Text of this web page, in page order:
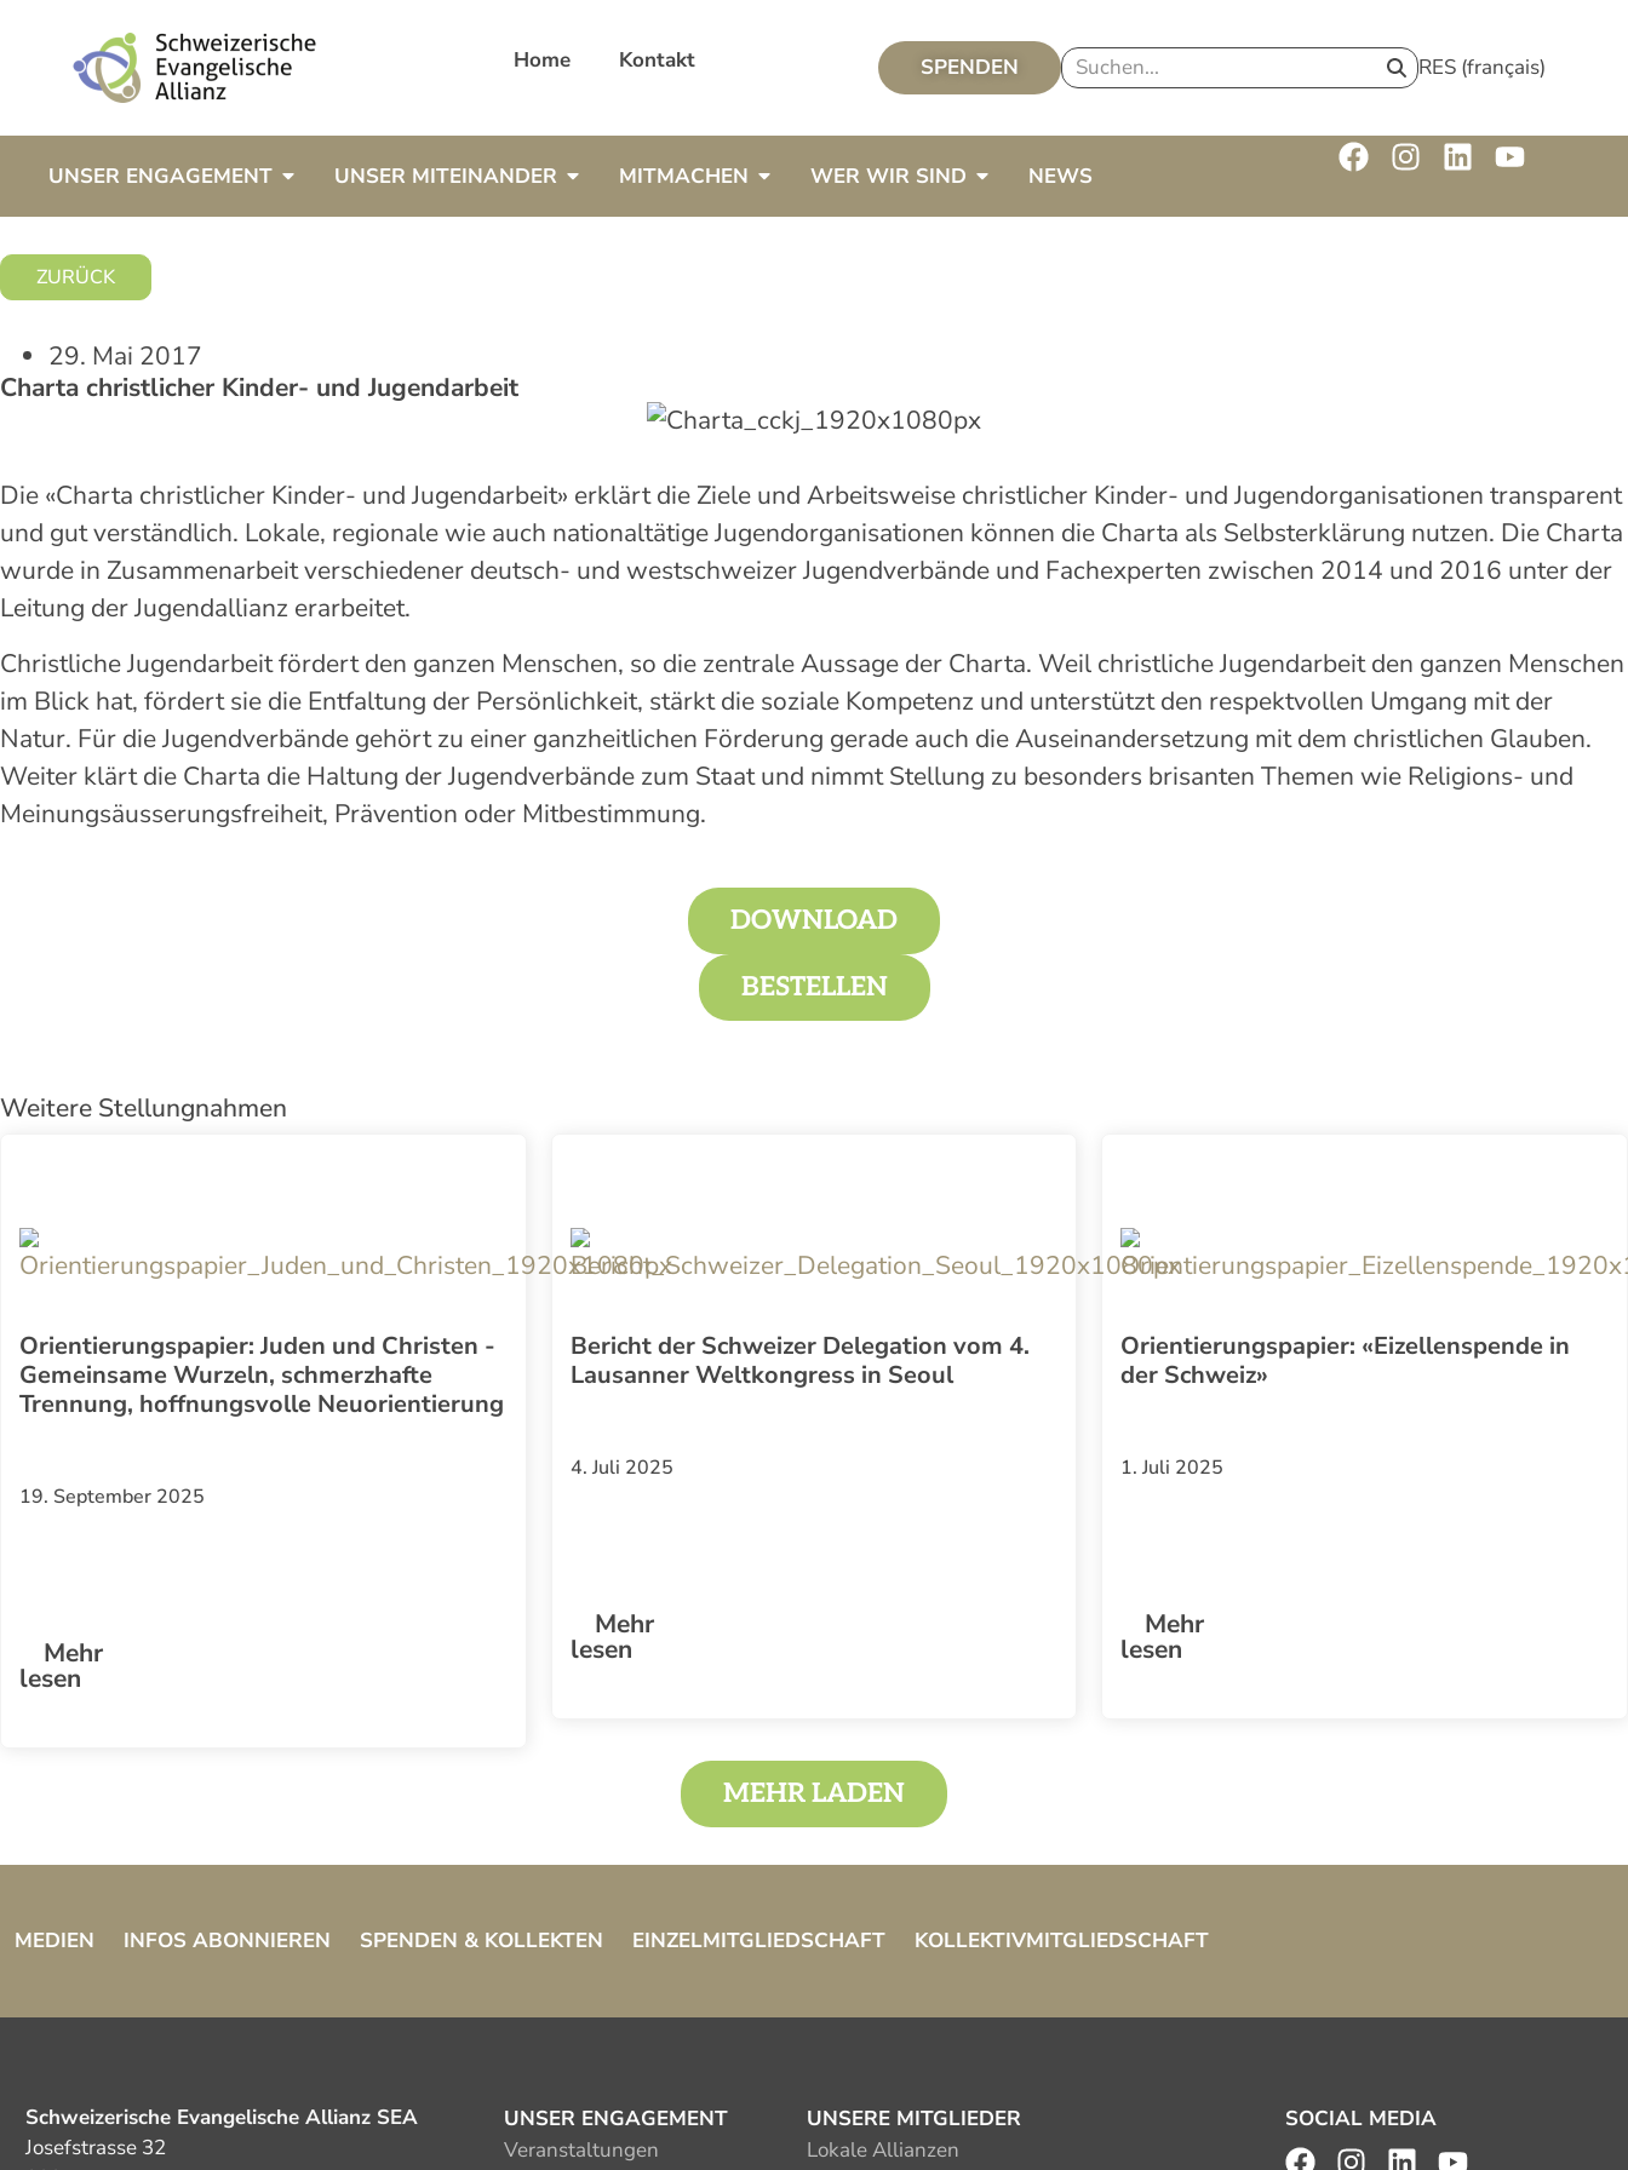
Home Kontakt SPENDEN RES (français)
UNSER ENGAGEMENT UNSER MITEINANDER MITMACHEN WER WIR SIND NEWS
ZURÜCK
29. Mai 2017
Charta christlicher Kinder- und Jugendarbeit
Die «Charta christlicher Kinder- und Jugendarbeit» erklärt die Ziele und Arbeitsweise christlicher Kinder- und Jugendorganisationen transparent
und gut verständlich. Lokale, regionale wie auch nationaltätige Jugendorganisationen können die Charta als Selbsterklärung nutzen. Die Charta
wurde in Zusammenarbeit verschiedener deutsch- und westschweizer Jugendverbände und Fachexperten zwischen 2014 und 2016 unter der
Leitung der Jugendallianz erarbeitet.
Christliche Jugendarbeit fördert den ganzen Menschen, so die zentrale Aussage der Charta. Weil christliche Jugendarbeit den ganzen Menschen
im Blick hat, fördert sie die Entfaltung der Persönlichkeit, stärkt die soziale Kompetenz und unterstützt den respektvollen Umgang mit der
Natur. Für die Jugendverbände gehört zu einer ganzheitlichen Förderung gerade auch die Auseinandersetzung mit dem christlichen Glauben.
Weiter klärt die Charta die Haltung der Jugendverbände zum Staat und nimmt Stellung zu besonders brisanten Themen wie Religions- und
Meinungsäusserungsfreiheit, Prävention oder Mitbestimmung.
DOWNLOAD
BESTELLEN
Weitere Stellungnahmen
Orientierungspapier: Juden und Christen -
Gemeinsame Wurzeln, schmerzhafte
Trennung, hoffnungsvolle Neuorientierung
19. September 2025
Mehr
lesen
Bericht der Schweizer Delegation vom 4.
Lausanner Weltkongress in Seoul
4. Juli 2025
Mehr
lesen
Orientierungspapier: «Eizellenspende in
der Schweiz»
1. Juli 2025
Mehr
lesen
MEHR LADEN
MEDIEN INFOS ABONNIEREN SPENDEN & KOLLEKTEN EINZELMITGLIEDSCHAFT KOLLEKTIVMITGLIEDSCHAFT
Schweizerische Evangelische Allianz SEA
Josefstrasse 32
UNSER ENGAGEMENT
Veranstaltungen
UNSERE MITGLIEDER
Lokale Allianzen
SOCIAL MEDIA